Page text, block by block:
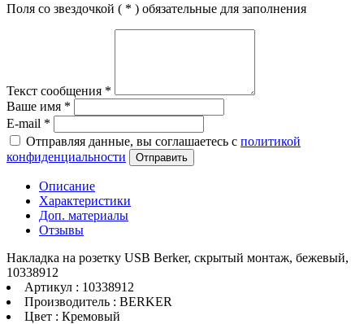
Поля со звездочкой ( * ) обязательные для заполнения
Текст сообщения *
Ваше имя *
E-mail *
Отправляя данные, вы соглашаетесь с политикой
конфиденциальности
Отправить
Описание
Характеристики
Доп. материалы
Отзывы
Накладка на розетку USB Berker, скрытый монтаж, бежевый,
10338912
Артикул : 10338912
Производитель : BERKER
Цвет : Кремовый